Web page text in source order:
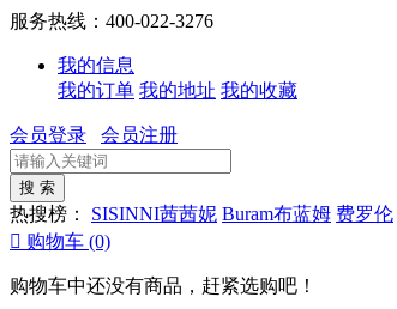
服务热线：400-022-3276
我的信息
我的订单 我的地址 我的收藏
会员登录 会员注册
热搜榜： SISINNI茜茜妮 Buram布蓝姆 费罗伦
 购物车 (0)
购物车中还没有商品，赶紧选购吧！